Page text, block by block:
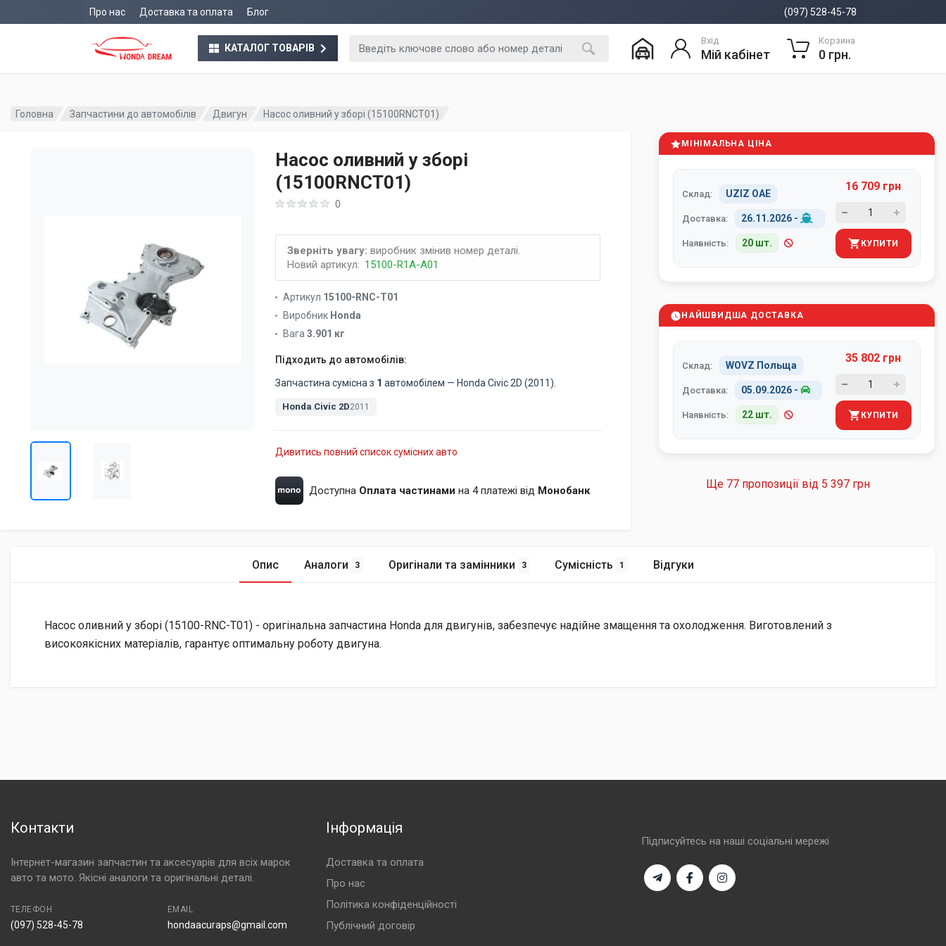
Про нас Доставка та оплата Блог (097) 528-45-78
КАТАЛОГ ТОВАРІВ
Вхід
Мій кабінет
Корзина
0 грн.
Головна Запчастини до автомобілів Двигун Насос оливний у зборі (15100RNCT01)
Насос оливний у зборі
(15100RNCT01)
0
Зверніть увагу: виробник змінив номер деталі.
Новий артикул: 15100-R1A-A01
Артикул 15100-RNC-T01
Виробник Honda
Вага 3.901 кг
Підходить до автомобілів:
Запчастина сумісна з 1 автомобілем — Honda Civic 2D (2011).
Honda Civic 2D2011
Дивитись повний список сумісних авто
Доступна Оплата частинами на 4 платежі від Монобанк
МІНІМАЛЬНА ЦІНА
Склад: UZIZ ОАЕ
Доставка: 26.11.2026 -
Наявність: 20 шт.
16 709 грн
КУПИТИ
НАЙШВИДША ДОСТАВКА
Склад: WOVZ Польща
Доставка: 05.09.2026 -
Наявність: 22 шт.
35 802 грн
КУПИТИ
Ще 77 пропозиції від 5 397 грн
Опис Аналоги 3 Оригінали та замінники 3 Сумісність 1 Відгуки
Насос оливний у зборі (15100-RNC-T01) - оригінальна запчастина Honda для двигунів, забезпечує надійне змащення та охолодження. Виготовлений з
високоякісних матеріалів, гарантує оптимальну роботу двигуна.
Контакти
Інтернет-магазин запчастин та аксесуарів для всіх марок
авто та мото. Якісні аналоги та оригінальні деталі.
ТЕЛЕФОН
(097) 528-45-78
EMAIL
hondaacuraps@gmail.com
Інформація
Доставка та оплата
Про нас
Політика конфіденційності
Публічний договір
Підписуйтесь на наші соціальні мережі